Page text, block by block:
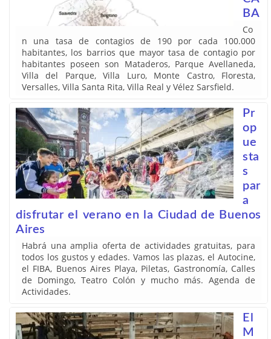
BA
Co
n una tasa de contagios de 190 por cada 100.000
habitantes, los barrios que mayor tasa de contagio por
habitantes poseen son Mataderos, Parque Avellaneda,
Villa del Parque, Villa Luro, Monte Castro, Floresta,
Versalles, Villa Santa Rita, Villa Real y Vélez Sarsfield.
Pr
op
ue
sta
s
par
a
disfrutar el verano en la Ciudad de Buenos
Aires
Habrá una amplia oferta de actividades gratuitas, para
todos los gustos y edades. Vamos las plazas, el Autocine,
el FIBA, Buenos Aires Playa, Piletas, Gastronomía, Calles
de Domingo, Teatro Colón y mucho más. Agenda de
Actividades.
El
M